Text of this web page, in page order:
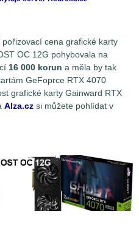
cena grafické karty
OC 12G pohybovala na
16 000 korun a měla by tak
GeFoprce RTX 4070
grafické karty Gainward RTX
Alza.cz si můžete pohlídat v